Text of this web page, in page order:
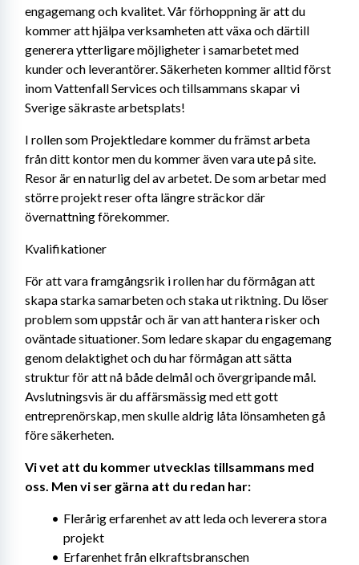
engagemang och kvalitet. Vår förhoppning är att du
kommer att hjälpa verksamheten att växa och därtill
generera ytterligare möjligheter i samarbetet med
kunder och leverantörer. Säkerheten kommer alltid först
inom Vattenfall Services och tillsammans skapar vi
Sverige säkraste arbetsplats!
I rollen som Projektledare kommer du främst arbeta
från ditt kontor men du kommer även vara ute på site.
Resor är en naturlig del av arbetet. De som arbetar med
större projekt reser ofta längre sträckor där
övernattning förekommer.
Kvalifikationer
För att vara framgångsrik i rollen har du förmågan att
skapa starka samarbeten och staka ut riktning. Du löser
problem som uppstår och är van att hantera risker och
oväntade situationer. Som ledare skapar du engagemang
genom delaktighet och du har förmågan att sätta
struktur för att nå både delmål och övergripande mål.
Avslutningsvis är du affärsmässig med ett gott
entreprenörskap, men skulle aldrig låta lönsamheten gå
före säkerheten.
Vi vet att du kommer utvecklas tillsammans med
oss. Men vi ser gärna att du redan har:
Flerårig erfarenhet av att leda och leverera stora
projekt
Erfarenhet från elkraftsbranschen